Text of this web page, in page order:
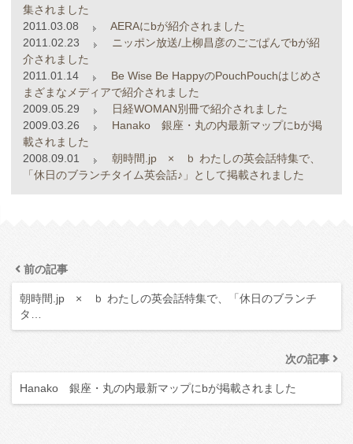
集されました
2011.03.08
AERAにbが紹介されました
2011.02.23
ニッポン放送/上柳昌彦のごごぱんでbが紹
介されました
2011.01.14
Be Wise Be HappyのPouchPouchはじめさ
まざまなメディアで紹介されました
2009.05.29
日経WOMAN別冊で紹介されました
2009.03.26
Hanako 銀座・丸の内最新マップにbが掲
載されました
2008.09.01
朝時間.jp × ｂ わたしの英会話特集で、
「休日のブランチタイム英会話♪」として掲載されました
前の記事
朝時間.jp × ｂ わたしの英会話特集で、「休日のブランチ
タ…
次の記事
Hanako 銀座・丸の内最新マップにbが掲載されました